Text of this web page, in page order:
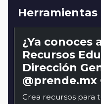
¿Ya conoces
Recursos
Dirección
@prende.mx
Crea recursos para